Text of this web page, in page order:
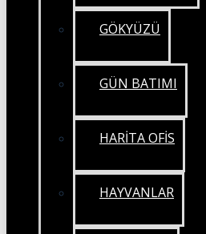
GÖKYÜZÜ
GÜN BATIMI
HARİTA OFİS
HAYVANLAR